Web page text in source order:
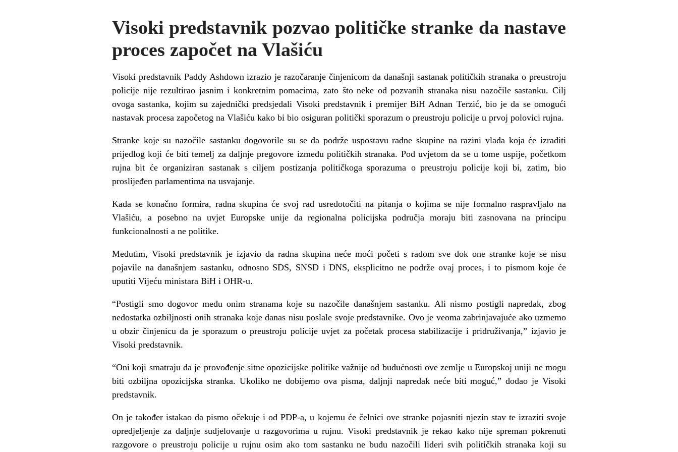
Visoki predstavnik pozvao političke stranke da nastave
proces započet na Vlašiću
Visoki predstavnik Paddy Ashdown izrazio je razočaranje činjenicom da današnji sastanak političkih stranaka o preustroju
policije nije rezultirao jasnim i konkretnim pomacima, zato što neke od pozvanih stranaka nisu nazočile sastanku. Cilj
ovoga sastanka, kojim su zajednički predsjedali Visoki predstavnik i premijer BiH Adnan Terzić, bio je da se omogući
nastavak procesa započetog na Vlašiću kako bi bio osiguran politički sporazum o preustroju policije u prvoj polovici rujna.
Stranke koje su nazočile sastanku dogovorile su se da podrže uspostavu radne skupine na razini vlada koja će izraditi
prijedlog koji će biti temelj za daljnje pregovore između političkih stranaka. Pod uvjetom da se u tome uspije, početkom
rujna bit će organiziran sastanak s ciljem postizanja političkoga sporazuma o preustroju policije koji bi, zatim, bio
proslijeđen parlamentima na usvajanje.
Kada se konačno formira, radna skupina će svoj rad usredotočiti na pitanja o kojima se nije formalno raspravljalo na
Vlašiću, a posebno na uvjet Europske unije da regionalna policijska područja moraju biti zasnovana na principu
funkcionalnosti a ne politike.
Međutim, Visoki predstavnik je izjavio da radna skupina neće moći početi s radom sve dok one stranke koje se nisu
pojavile na današnjem sastanku, odnosno SDS, SNSD i DNS, eksplicitno ne podrže ovaj proces, i to pismom koje će
uputiti Vijeću ministara BiH i OHR-u.
“Postigli smo dogovor među onim stranama koje su nazočile današnjem sastanku. Ali nismo postigli napredak, zbog
nedostatka ozbiljnosti onih stranaka koje danas nisu poslale svoje predstavnike. Ovo je veoma zabrinjavajuće ako uzmemo
u obzir činjenicu da je sporazum o preustroju policije uvjet za početak procesa stabilizacije i pridruživanja,” izjavio je
Visoki predstavnik.
“Oni koji smatraju da je provođenje sitne opozicijske politike važnije od budućnosti ove zemlje u Europskoj uniji ne mogu
biti ozbiljna opozicijska stranka. Ukoliko ne dobijemo ova pisma, daljnji napredak neće biti moguć,” dodao je Visoki
predstavnik.
On je također istakao da pismo očekuje i od PDP-a, u kojemu će čelnici ove stranke pojasniti njezin stav te izraziti svoje
opredjeljenje za daljnje sudjelovanje u razgovorima u rujnu. Visoki predstavnik je rekao kako nije spreman pokrenuti
razgovore o preustroju policije u rujnu osim ako tom sastanku ne budu nazočili lideri svih političkih stranaka koji su